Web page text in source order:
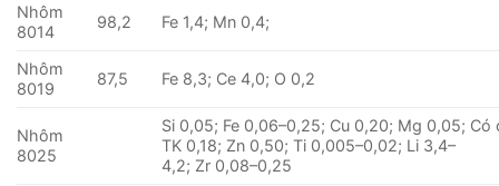
Nhôm
8014
98,2 Fe 1,4; Mn 0,4;
Nhôm
8019
87,5 Fe 8,3; Ce 4,0; O 0,2
Nhôm
8025
Si 0,05; Fe 0,06–0,25; Cu 0,20; Mg 0,05; Có
TK 0,18; Zn 0,50; Ti 0,005–0,02; Li 3,4–
4,2; Zr 0,08–0,25